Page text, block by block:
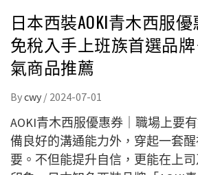
日本西裝AOKI青木西服
免稅入手上班族首選品牌
氣商品推薦
Bycwy / 2024-07-01
AOKI青木西服優惠券｜職場上要
備良好的溝通能力外，穿起一套
要。不但能提升自信，更能在上